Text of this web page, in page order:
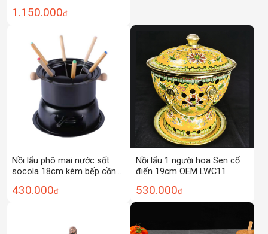
1.150.000đ
Nồi lẩu phô mai nước sốt
socola 18cm kèm bếp cồn
430.000đ
Nồi lẩu 1 người hoa Sen cổ
điển 19cm OEM LWC11
530.000đ